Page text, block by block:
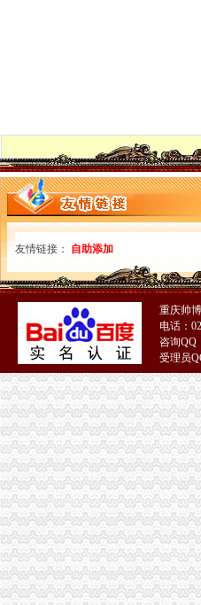
重庆渝北区有没有比较好的工商代办
找代理记帐公司记帐的好处！_重庆
【重庆营业执照代办,江北区工商执
【重庆渝北区公司注册、代理记账、
【重庆渝北区专业代办工商执照】-渝
重庆市渝北区营业执照办理流程|营业
渝北区代办公司注册多少钱_志趣网
渝北营业执照代办哪家快当然是渝盾,
重庆渝北成立一个公司,办理工商营业
【重庆江北渝北区公司注册、营业执
重庆渝北执照代办办理流程|个人执
重庆渝北区公司注册代办营业执照代
【代办渝北大竹林工商营业执照】-渝
重庆渝北区办理个体营业执照常识_
请问下重庆渝北区人和镇,在那里办
【重庆渝北工商代办,请找赢缘财务,
渝北区工商执照代办北部新区工商执
重庆渝北区办理物业公司工商营业执
渝北区冯畅执照代办服务部_【信用
重庆渝北及周边工商代办请找助工商
工商注册代办机构、江北助工商咨询
【渝北区双龙湖代办分公司注册,注
渝北工商营业执照找工商代办方便快
九龙坡营业执照代办-重庆爱问分类
重庆渝北区办理公司营业执照地址
重庆营业执照代办多少钱|重庆区营业
友情链接： 自助添加
重庆帅
电话：
咨询QQ
受理员
51La